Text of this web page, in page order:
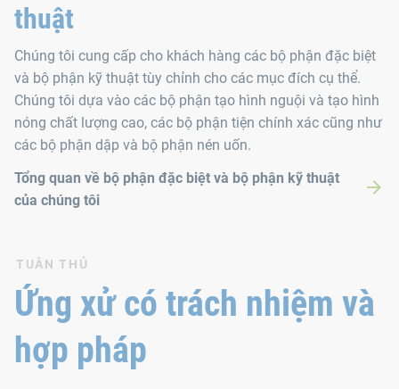
thuật
Chúng tôi cung cấp cho khách hàng các bộ phận đặc biệt
và bộ phận kỹ thuật tùy chỉnh cho các mục đích cụ thể.
Chúng tôi dựa vào các bộ phận tạo hình nguội và tạo hình
nóng chất lượng cao, các bộ phận tiện chính xác cũng như
các bộ phận dập và bộ phận nén uốn.
Tổng quan về bộ phận đặc biệt và bộ phận kỹ thuật
của chúng tôi
TUÂN THỦ
Ứng xử có trách nhiệm và
hợp pháp